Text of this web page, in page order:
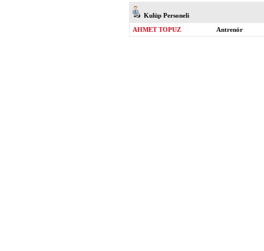
Kulüp Personeli
AHMET TOPUZ
Antrenör